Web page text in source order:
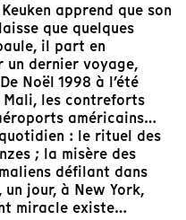
apprend que son
que quelques
il part en
un dernier voyage,
Noël 1998 à l’été
Mali, les contreforts
américains…
: le rituel des
; la misère des
défilant dans
jour, à New York,
miracle existe…